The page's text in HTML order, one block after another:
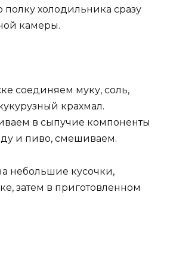
холодильника сразу
камеры.
соединяем муку, соль,
крахмал.
в сыпучие компоненты
и пиво, смешиваем.
небольшие кусочки,
затем в приготовленном